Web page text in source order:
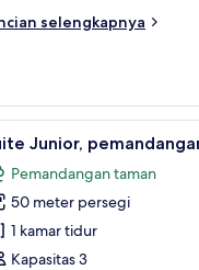
selengkapnya
selimut bulu angsa,
6 Junior,
Pemandangan taman
50 meter persegi
1 kamar tidur
Kapasitas 3